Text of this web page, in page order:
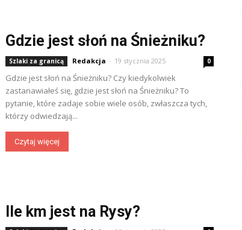
Gdzie jest słoń na Śnieżniku?
Szlaki za granicą Redakcja - 19 stycznia 2025 0
Gdzie jest słoń na Śnieżniku? Czy kiedykolwiek
zastanawiałeś się, gdzie jest słoń na Śnieżniku? To
pytanie, które zadaje sobie wiele osób, zwłaszcza tych,
którzy odwiedzają...
Czytaj więcej
Ile km jest na Rysy?